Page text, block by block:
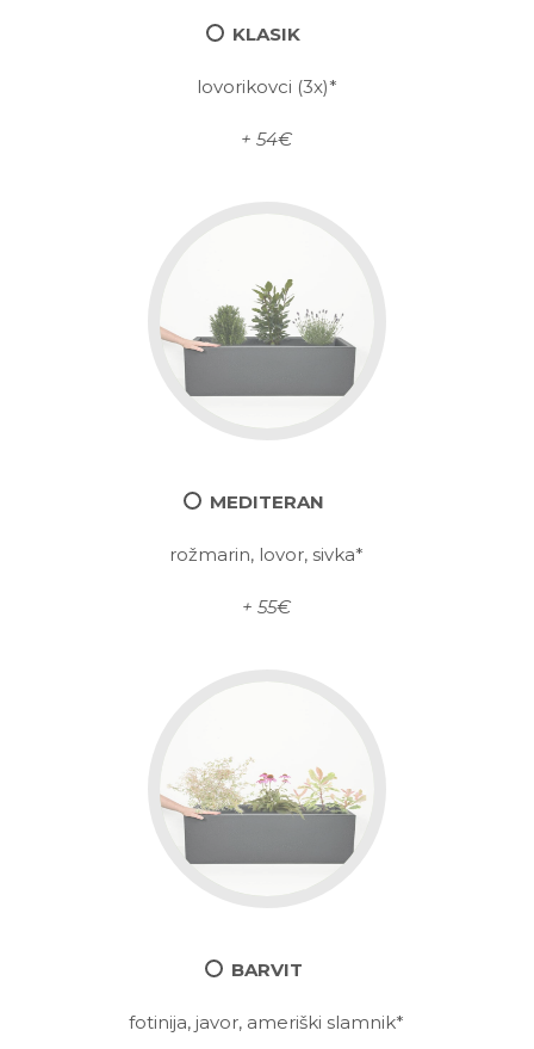
KLASIK
lovorikovci (3x)*
+ 54€
MEDITERAN
rožmarin, lovor, sivka*
+ 55€
BARVIT
fotinija, javor, ameriški slamnik*